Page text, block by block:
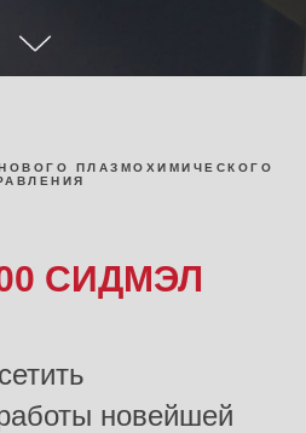
ПЛАЗМОХИМИЧЕСКОГО
СИДМЭЛ
новейшей